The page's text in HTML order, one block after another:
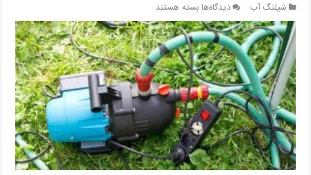
شیلنگ آب دیدگاه‌هابرای
کدام
شیلنگ
پمپ
مناسب
است؟
بسته هستند